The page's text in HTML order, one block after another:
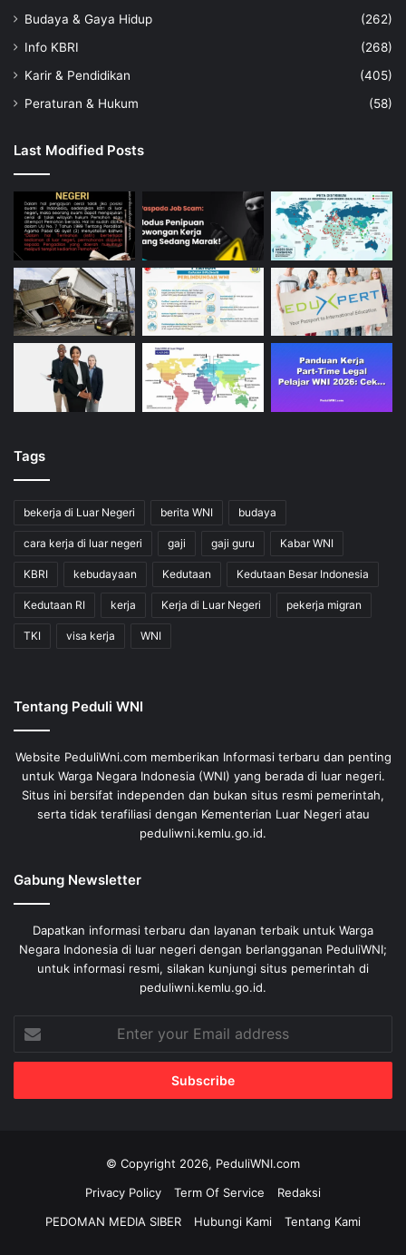
Budaya & Gaya Hidup
(262)
Info KBRI
(268)
Karir & Pendidikan
(405)
Peraturan & Hukum
(58)
Last Modified Posts
Tags
bekerja di Luar Negeri berita WNI budaya
cara kerja di luar negeri gaji gaji guru Kabar WNI
KBRI kebudayaan Kedutaan Kedutaan Besar Indonesia
Kedutaan RI kerja Kerja di Luar Negeri pekerja migran
TKI visa kerja WNI
Tentang Peduli WNI
Website PeduliWni.com memberikan Informasi terbaru dan penting
untuk Warga Negara Indonesia (WNI) yang berada di luar negeri.
Situs ini bersifat independen dan bukan situs resmi pemerintah,
serta tidak terafiliasi dengan Kementerian Luar Negeri atau
peduliwni.kemlu.go.id.
Gabung Newsletter
Dapatkan informasi terbaru dan layanan terbaik untuk Warga
Negara Indonesia di luar negeri dengan berlangganan PeduliWNI;
untuk informasi resmi, silakan kunjungi situs pemerintah di
peduliwni.kemlu.go.id.
your
Email
© Copyright 2026, PeduliWNI.com
Privacy Policy
Term Of Service
Redaksi
PEDOMAN MEDIA SIBER
Hubungi Kami Tentang Kami